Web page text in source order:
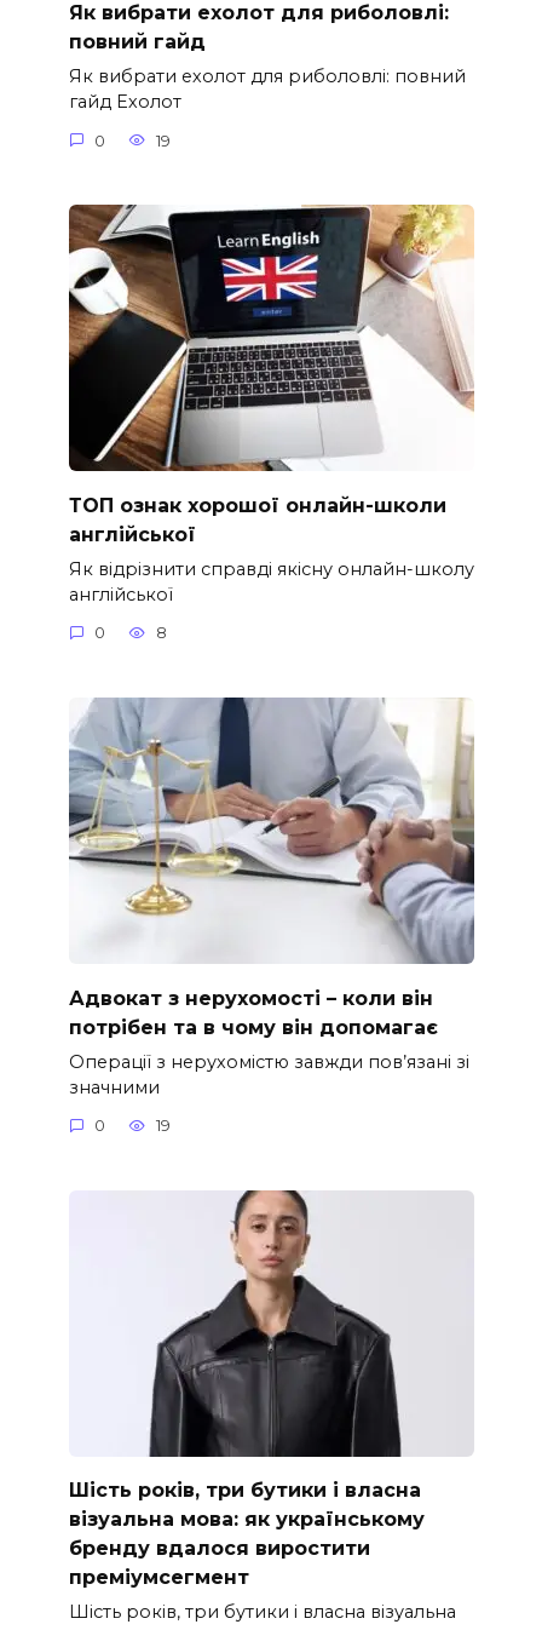
Як вибрати ехолот для риболовлі:
повний гайд
Як вибрати ехолот для риболовлі: повний
гайд Ехолот
0 19
ТОП ознак хорошої онлайн-школи
англійської
Як відрізнити справді якісну онлайн-школу
англійської
0 8
Адвокат з нерухомості – коли він
потрібен та в чому він допомагає
Операції з нерухомістю завжди пов’язані зі
значними
0 19
Шість років, три бутики і власна
візуальна мова: як українському
бренду вдалося виростити
преміумсегмент
Шість років, три бутики і власна візуальна